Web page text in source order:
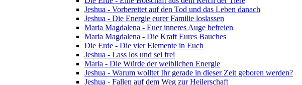
Jeshua - Vorbereitet auf den Tod und das Leben danach
Jeshua - Die Energie eurer Familie loslassen
Maria Magdalena - Euer inneres Auge befreien
Maria Magdalena - Die Kraft Eures Bauches
Die Erde - Die vier Elemente in Euch
Jeshua - Lass los und sei frei
Maria - Die Würde der weiblichen Energie
Jeshua - Warum wolltet Ihr gerade in dieser Zeit geboren werden?
Jeshua - Fallen auf dem Weg zur Heilerschaft